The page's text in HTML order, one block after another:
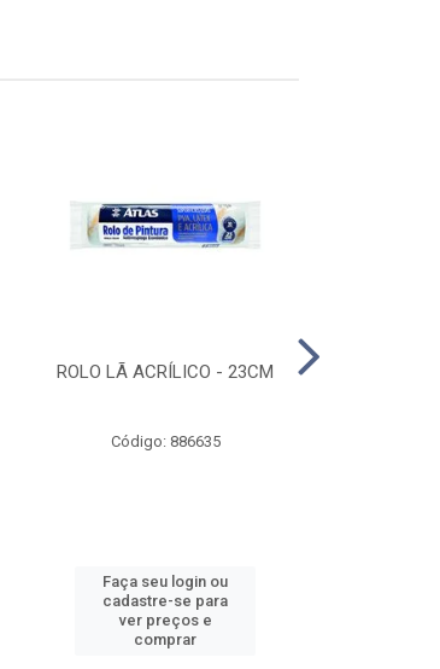
ROLO LÃ ACRÍLICO - 23CM
Código: 886635
Faça seu login ou
cadastre-se para
ver preços e
comprar